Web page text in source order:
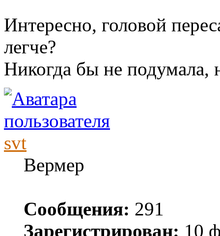
Интересно, головой
легче?
Никогда бы не подумала,
svt
Вермер
Сообщения: 291
Зарегистрирован: 10